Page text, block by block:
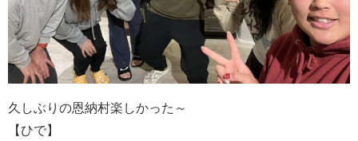
久しぶりの恩納村楽しかった～
【ひで】